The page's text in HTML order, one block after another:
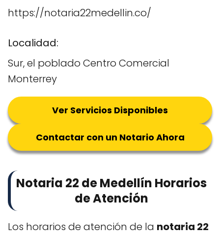
https://notaria22medellin.co/
Localidad:
Sur, el poblado Centro Comercial
Monterrey
Ver Servicios Disponibles
Contactar con un Notario Ahora
Notaria 22 de Medellín Horarios
de Atención
Los horarios de atención de la notaria 22